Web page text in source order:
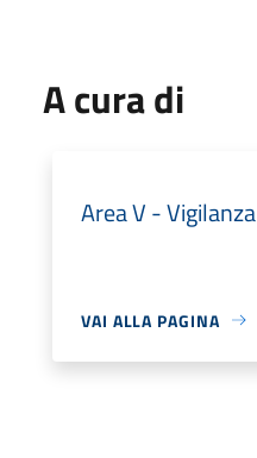
A cura di
Area V - Vigilanza
VAI ALLA PAGINA